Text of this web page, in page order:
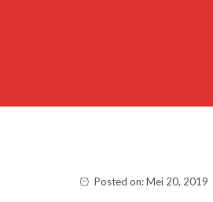
Posted on: Mei 20, 2019